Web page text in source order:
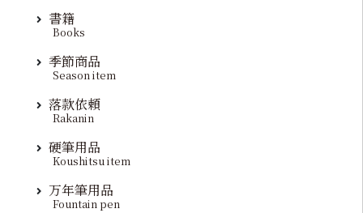
書籍
Books
季節商品
Season item
落款依頼
Rakanin
硬筆用品
Koushitsu item
万年筆用品
Fountain pen